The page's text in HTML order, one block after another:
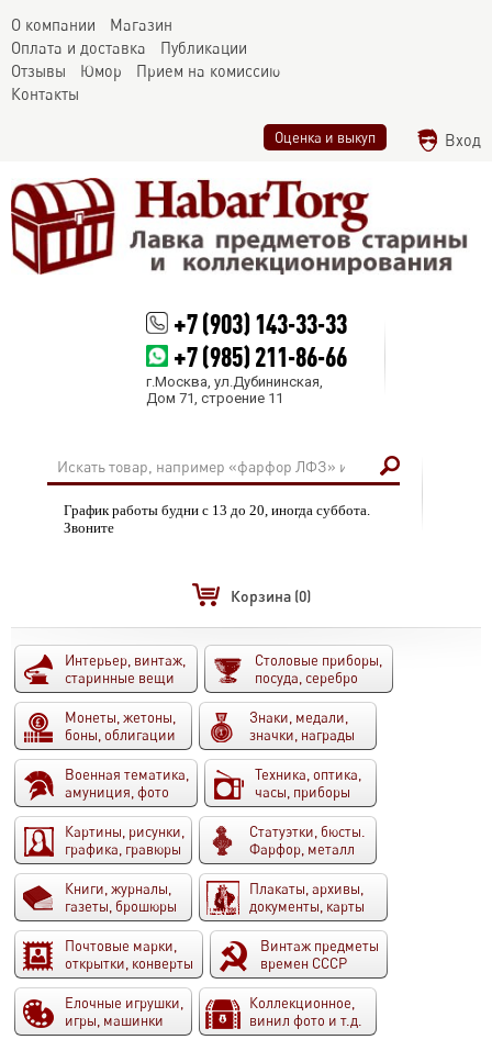
О компании
Магазин
Оплата и доставка
Публикации
Отзывы
Юмор
Прием на комиссию
Контакты
Оценка и выкуп Вход
+7 (903) 143-33-33
+7 (985) 211-86-66
г.Москва, ул.Дубининская,
Дом 71, строение 11
График работы будни с 13 до 20, иногда суббота.
Звоните
Корзина (0)
Интерьер, винтаж,
старинные вещи
Столовые приборы,
посуда, серебро
Монеты, жетоны,
боны, облигации
Знаки, медали,
значки, награды
Военная тематика,
амуниция, фото
Техника, оптика,
часы, приборы
Картины, рисунки,
графика, гравюры
Статуэтки, бюсты.
Фарфор, металл
Книги, журналы,
газеты, брошюры
Плакаты, архивы,
документы, карты
Почтовые марки,
открытки, конверты
Винтаж предметы
времен СССР
Елочные игрушки,
игры, машинки
Коллекционное,
винил фото и т.д.